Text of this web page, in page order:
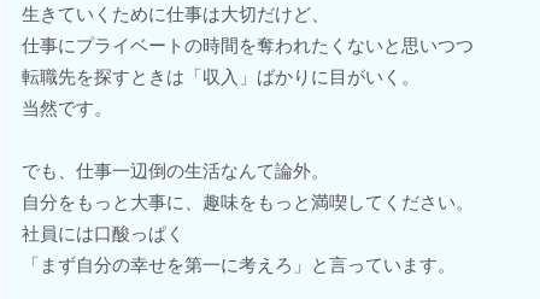
生きていくために仕事は大切だけど、
仕事にプライベートの時間を奪われたくないと思いつつ
転職先を探すときは「収入」ばかりに目がいく。
当然です。
でも、仕事一辺倒の生活なんて論外。
自分をもっと大事に、趣味をもっと満喫してください。
社員には口酸っぱく
「まず自分の幸せを第一に考えろ」と言っています。